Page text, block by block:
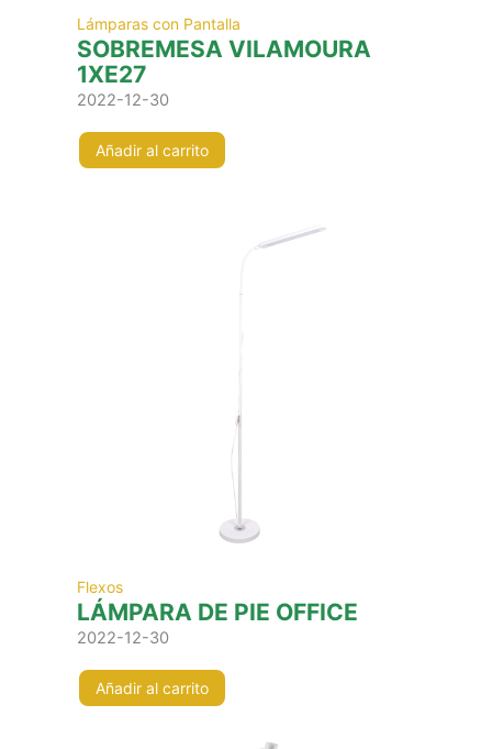
Lámparas con Pantalla
SOBREMESA VILAMOURA
1XE27
2022-12-30
Añadir al carrito
Flexos
LÁMPARA DE PIE OFFICE
2022-12-30
Añadir al carrito